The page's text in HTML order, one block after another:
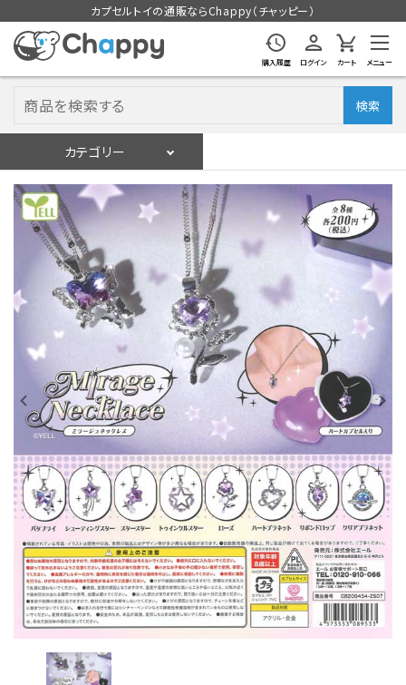
カプセルトイの通販ならChappy（チャッピー）
購入履歴 ログイン カート メニュー
検索
カテゴリー
ログイン 会員登録
入荷スケジュールをチェック
カプセルトイマシン本体
カプセルトイ
販促用空カプセル
レンタル
景品・玩具・文具
販促用カプセルトイ
よくあるご質問